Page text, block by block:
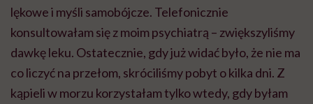
lękowe i myśli samobójcze. Telefonicznie
konsultowałam się z moim psychiatrą – zwiększyliśmy
dawkę leku. Ostatecznie, gdy już widać było, że nie ma
co liczyć na przełom, skróciliśmy pobyt o kilka dni. Z
kąpieli w morzu korzystałam tylko wtedy, gdy byłam